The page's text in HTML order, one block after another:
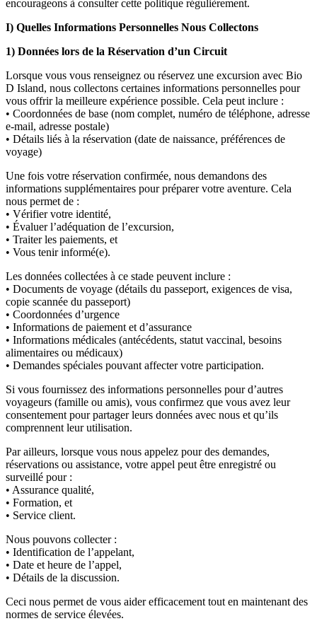
encourageons à consulter cette politique régulièrement.
I) Quelles Informations Personnelles Nous Collectons
1) Données lors de la Réservation d’un Circuit
Lorsque vous vous renseignez ou réservez une excursion avec Bio
D Island, nous collectons certaines informations personnelles pour
vous offrir la meilleure expérience possible. Cela peut inclure :
• Coordonnées de base (nom complet, numéro de téléphone, adresse
e-mail, adresse postale)
• Détails liés à la réservation (date de naissance, préférences de
voyage)
Une fois votre réservation confirmée, nous demandons des
informations supplémentaires pour préparer votre aventure. Cela
nous permet de :
• Vérifier votre identité,
• Évaluer l’adéquation de l’excursion,
• Traiter les paiements, et
• Vous tenir informé(e).
Les données collectées à ce stade peuvent inclure :
• Documents de voyage (détails du passeport, exigences de visa,
copie scannée du passeport)
• Coordonnées d’urgence
• Informations de paiement et d’assurance
• Informations médicales (antécédents, statut vaccinal, besoins
alimentaires ou médicaux)
• Demandes spéciales pouvant affecter votre participation.
Si vous fournissez des informations personnelles pour d’autres
voyageurs (famille ou amis), vous confirmez que vous avez leur
consentement pour partager leurs données avec nous et qu’ils
comprennent leur utilisation.
Par ailleurs, lorsque vous nous appelez pour des demandes,
réservations ou assistance, votre appel peut être enregistré ou
surveillé pour :
• Assurance qualité,
• Formation, et
• Service client.
Nous pouvons collecter :
• Identification de l’appelant,
• Date et heure de l’appel,
• Détails de la discussion.
Ceci nous permet de vous aider efficacement tout en maintenant des
normes de service élevées.